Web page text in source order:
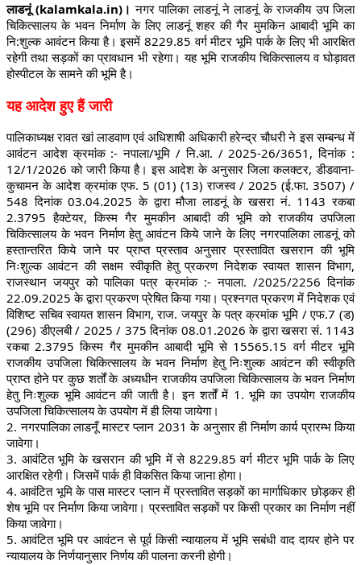
लाडनूं (kalamkala.in)। नगर पालिका लाडनूं ने लाडनूं के राजकीय उप जिला
चिकित्सालय के भवन निर्माण के लिए लाडनूं शहर की गैर मुमकिन आबादी भूमि का
नि:शुल्क आवंटन किया है। इसमें 8229.85 वर्ग मीटर भूमि पार्क के लिए भी आरक्षित
रहेगी तथा सड़कों का प्रावधान भी रहेगा। यह भूमि राजकीय चिकित्सालय व घोड़ावत
होस्पीटल के सामने की भूमि है।
यह आदेश हुए हैं जारी
पालिकाध्यक्ष रावत खां लाडवाण एवं अधिशाषी अधिकारी हरेन्द्र चौधरी ने इस सम्बन्ध में
आवंटन आदेश क्रमांक :- नपाला/भूमि / नि.आ. / 2025-26/3651, दिनांक :
12/1/2026 को जारी किया है। इस आदेश के अनुसार जिला कलक्टर, डीडवाना-
कुचामन के आदेश क्रमांक एफ. 5 (01) (13) राजस्व / 2025 (ई.फा. 3507) /
548 दिनांक 03.04.2025 के द्वारा मौजा लाडनूं के खसरा नं. 1143 रकबा
2.3795 हैक्टेयर, किस्म गैर मुमकीन आबादी की भूमि को राजकीय उपजिला
चिकित्सालय के भवन निर्माण हेतु आवंटन किये जाने के लिए नगरपालिका लाडनूं को
हस्तान्तरित किये जाने पर प्राप्त प्रस्ताव अनुसार प्रस्तावित खसरान की भूमि
निःशुल्क आवंटन की सक्षम स्वीकृति हेतु प्रकरण निदेशक स्वायत शासन विभाग,
राजस्थान जयपुर को पालिका पत्र क्रमांक :- नपाला. /2025/2256 दिनांक
22.09.2025 के द्वारा प्रकरण प्रेषित किया गया। प्रश्नगत प्रकरण में निदेशक एवं
विशिष्ट सचिव स्वायत शासन विभाग, राज. जयपुर के पत्र क्रमांक भूमि / एफ.7 (ड)
(296) डीएलबी / 2025 / 375 दिनांक 08.01.2026 के द्वारा खसरा सं. 1143
रकबा 2.3795 किस्म गैर मुमकीन आबादी भूमि से 15565.15 वर्ग मीटर भूमि
राजकीय उपजिला चिकित्सालय के भवन निर्माण हेतु निःशुल्क आवंटन की स्वीकृति
प्राप्त होने पर कुछ शर्तों के अध्यधीन राजकीय उपजिला चिकित्सालय के भवन निर्माण
हेतु निःशुल्क भूमि आवंटन की जाती है। इन शर्तों में 1. भूमि का उपयोग राजकीय
उपजिला चिकित्सालय के उपयोग में ही लिया जायेगा।
2. नगरपालिका लाडनूँ मास्टर प्लान 2031 के अनुसार ही निर्माण कार्य प्रारम्भ किया
जावेगा।
3. आवंटित भूमि के खसरान की भूमि में से 8229.85 वर्ग मीटर भूमि पार्क के लिए
आरक्षित रहेगी। जिसमें पार्क ही विकसित किया जाना होगा।
4. आवंटित भूमि के पास मास्टर प्लान में प्रस्तावित सड़कों का मार्गाधिकार छोड़कर ही
शेष भूमि पर निर्माण किया जावेगा। प्रस्तावित सड़कों पर किसी प्रकार का निर्माण नहीं
किया जावेगा।
5. आवंटित भूमि पर आवंटन से पूर्व किसी न्यायालय में भूमि सबंधी वाद दायर होने पर
न्यायालय के निर्णयानुसार निर्णय की पालना करनी होगी।